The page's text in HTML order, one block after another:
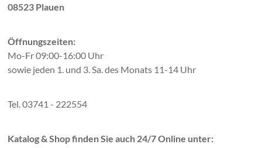
08523 Plauen
Öffnungszeiten:
Mo-Fr 09:00-16:00 Uhr
sowie jeden 1. und 3. Sa. des Monats 11-14 Uhr
Tel. 03741 - 222554
Katalog & Shop finden Sie auch 24/7 Online unter: